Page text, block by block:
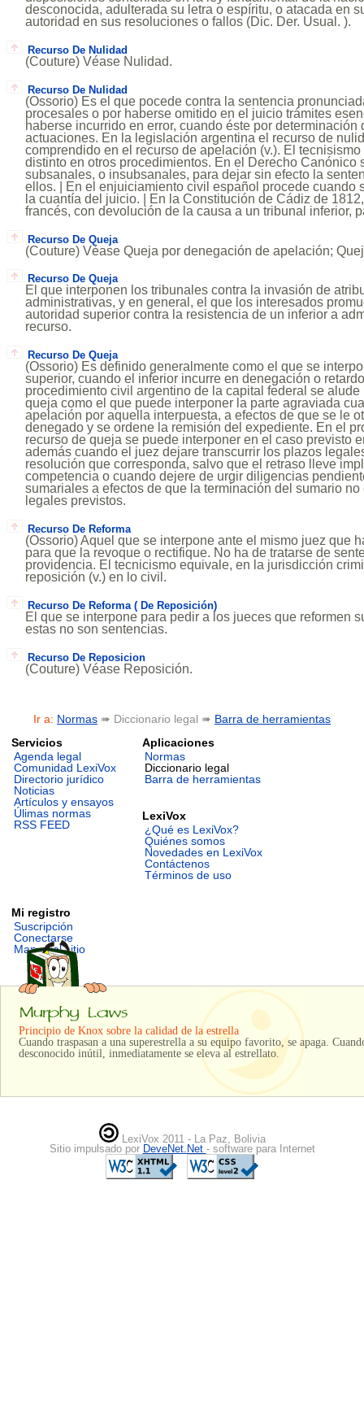
desconocida, adulterada su letra o espíritu, o atacada en
autoridad en sus resoluciones o fallos (Dic. Der. Usual. ).
Recurso De Nulidad
(Couture) Véase Nulidad.
Recurso De Nulidad
(Ossorio) Es el que pocede contra la sentencia
procesales o por haberse omitido en el juicio trámites
haberse incurrido en error, cuando éste por determinación
actuaciones. En la legislación argentina el recurso de
comprendido en el recurso de apelación (v.). El
distinto en otros procedimientos. En el Derecho Canónico
subsanales, o insubsanales, para dejar sin efecto la
ellos. | En el enjuiciamiento civil español procede cuando
la cuantía del juicio. | En la Constitución de Cádiz de
francés, con devolución de la causa a un tribunal inferior,
Recurso De Queja
(Couture) Véase Queja por denegación de apelación;
Recurso De Queja
El que interponen los tribunales contra la invasión de
administrativas, y en general, el que los interesados
autoridad superior contra la resistencia de un inferior a
recurso.
Recurso De Queja
(Ossorio) Es definido generalmente como el que se
superior, cuando el inferior incurre en denegación o
procedimiento civil argentino de la capital federal se
queja como el que puede interponer la parte agraviada
apelación por aquella interpuesta, a efectos de que se le
denegado y se ordene la remisión del expediente. En el
recurso de queja se puede interponer en el caso previsto
además cuando el juez dejare transcurrir los plazos
resolución que corresponda, salvo que el retraso lleve
competencia o cuando dejere de urgir diligencias
sumariales a efectos de que la terminación del sumario
legales previstos.
Recurso De Reforma
(Ossorio) Aquel que se interpone ante el mismo juez que
para que la revoque o rectifique. No ha de tratarse de
providencia. El tecnicismo equivale, en la jurisdicción
reposición (v.) en lo civil.
Recurso De Reforma ( De Reposición)
El que se interpone para pedir a los jueces que reformen
estas no son sentencias.
Recurso De Reposicion
(Couture) Véase Reposición.
Ir a: Normas ➠ Diccionario legal ➠ Barra de herramientas
Servicios
Agenda legal
Comunidad LexiVox
Directorio jurídico
Noticias
Artículos y ensayos
Úlimas normas
RSS FEED
Aplicaciones
Normas
Diccionario legal
Barra de herramientas
LexiVox
¿Qué es LexiVox?
Quiénes somos
Novedades en LexiVox
Contáctenos
Términos de uso
Mi registro
Suscripción
Conectarse
Mapa del sitio
Principio de Knox sobre la calidad de la estrella
Cuando traspasan a una superestrella a su equipo favorito, se apaga.
desconocido inútil, inmediatamente se eleva al estrellato.
LexiVox 2011 - La Paz, Bolivia
Sitio impulsado por DeveNet.Net - software para Internet